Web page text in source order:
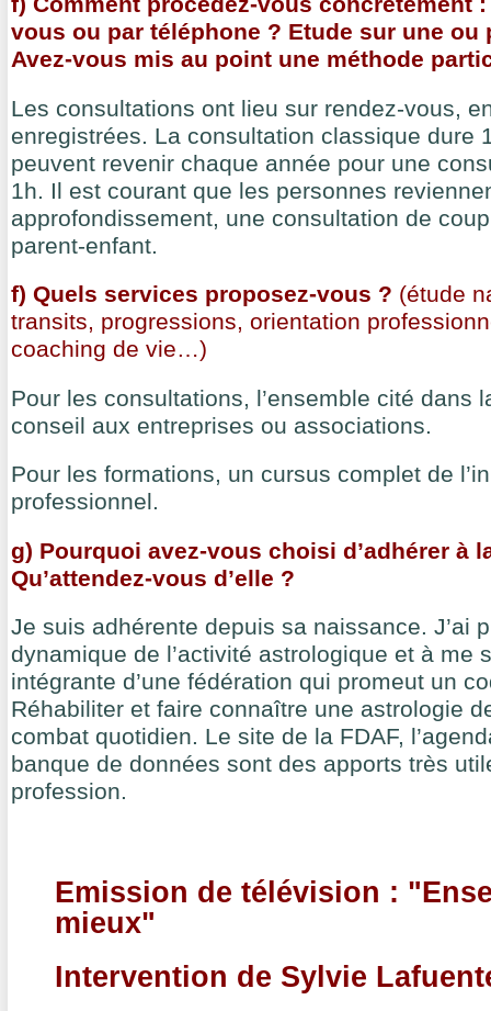
vous ou par téléphone ? Etude sur une ou
Avez-vous mis au point une méthode
Les consultations ont lieu sur rendez-vous,
enregistrées. La consultation classique dure
peuvent revenir chaque année pour une
1h. Il est courant que les personnes
approfondissement, une consultation de
parent-enfant.
f) Quels services proposez-vous ? (étude
transits, progressions, orientation
coaching de vie…)
Pour les consultations, l’ensemble cité dans
conseil aux entreprises ou associations.
Pour les formations, un cursus complet de
professionnel.
g) Pourquoi avez-vous choisi d’adhérer à
Qu’attendez-vous d’elle ?
Je suis adhérente depuis sa naissance. J’ai
dynamique de l’activité astrologique et à me
intégrante d’une fédération qui promeut un
Réhabiliter et faire connaître une astrologie
combat quotidien. Le site de la FDAF,
banque de données sont des apports très
profession.
Emission de télévision :
mieux"
Intervention de Sylvie